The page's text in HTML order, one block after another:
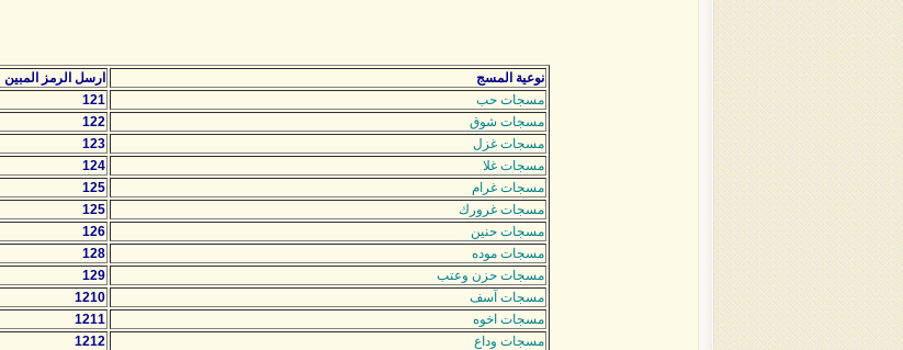
نوعية المسج
ارسل الرمز المبين
مسجات حب
121
مسجات شوق
122
مسجات غزل
123
مسجات غلا
124
مسجات غرام
125
مسجات غرورك
125
مسجات حنين
126
مسجات موده
128
مسجات حزن وعتب
129
مسجات آسف
1210
مسجات اخوه
1211
مسجات وداع
1212